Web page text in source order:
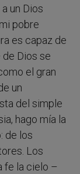
un Dios
pobre
es capaz de
de Dios se
el gran
un
del simple
hago mía la
de los
Los
fe la cielo –